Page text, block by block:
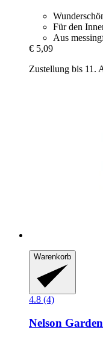
Für den
Aus
€ 5,09
Zustellung bis 11.
Warenkorb
4.8 (4)
Nelson Garden